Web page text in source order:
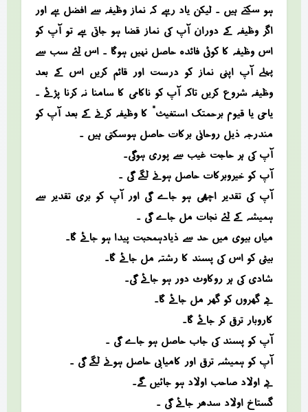
ہو سکتے ہیں ۔ لیکن یاد رہے کہ نماز وظیفہ سے افضل ہے اور
اگر وظیفہ کے دوران آپ کی نماز قضا ہو جاتی ہے تو آپ کو
اس وظیفہ کا کوئی فائدہ حاصل نہیں ہوگا ۔ اس لئے سب سے
پہلے آپ اپنی نماز کو درست اور قائم کریں اس کے بعد
وظیفہ شروع کریں تاکہ آپ کو ناکامی کا سامنا نہ کرنا پڑئے ۔
“یاحی یا قیوم برحمتک استغیث” کا وظیفہ کرنے کے بعد آپ کو
مندرجہ ذیل روحانی برکات حاصل ہوسکتی ہیں ۔
آپ کی ہر حاجت غیب سے پوری ہوگی۔
آپ کو خیروبرکات حاصل ہونے لگے گی ۔
آپ کی تقدیر اچھی ہو جاے گی اور آپ کو بری تقدیر سے
ہمیشہ کے لئے نجات مل جاے گی ۔
میاں بیوی میں حد سے ذیادہمحبت پیدا ہو جائے گا۔
بیٹی کو اس کی پسند کا رشتہ مل جائے گا۔
شادی کی ہر روکاوٹ دور ہو جائے گی۔
بے گھروں کو گھر مل جائے گا۔
کاروبار ترقی کر جائے گا۔
آپ کو پسند کی جاب حاصل ہو جاے گی ۔
آپ کو ہمیشہ ترقی اور کامیابی حاصل ہونے لگے گی ۔
بے اولاد صاحب اولاد ہو جائیں گے۔
گستاخ اولاد سدھر جائے گی ۔